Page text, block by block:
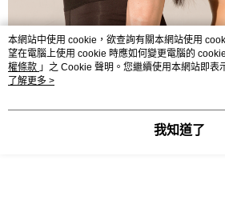
本網站中使用 cookie，欲查詢有關本網站使用
望在電腦上使用 cookie 時應如何變更電腦的
權條款 」之 Cookie 聲明。您繼續使用本網站即表
用條款之 Cookie 聲明使用 cookie。
了解更多 >
我知道了